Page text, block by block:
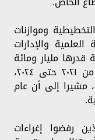
وموازنات
والإدارات
قدرها مليار ومائة
مليون جنيه للإعداد لأولمبياد باريس من ٢٠٢١ حتى ٢٠٢٤،
مشيرا إلى أن عام
رفضوا إغراءات